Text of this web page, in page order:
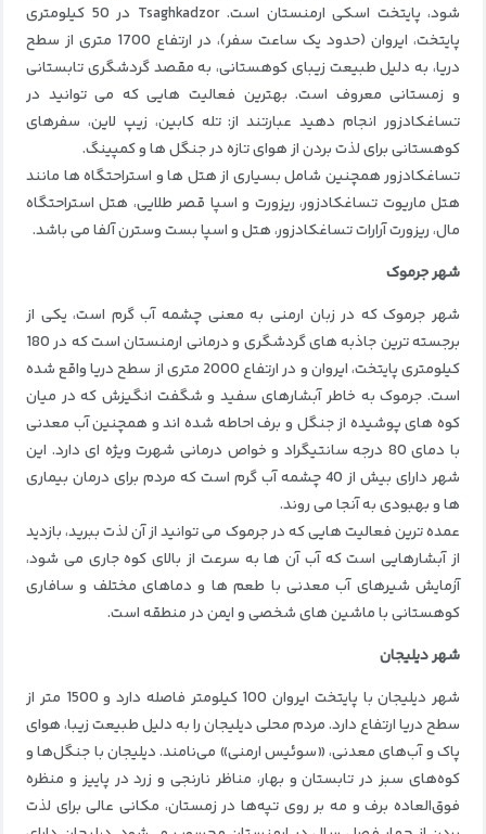
شود، پایتخت اسکی ارمنستان است. Tsaghkadzor در 50 کیلومتری
پایتخت، ایروان (حدود یک ساعت سفر)، در ارتفاع 1700 متری از سطح
دریا، به دلیل طبیعت زیبای کوهستانی، به مقصد گردشگری تابستانی
و زمستانی معروف است. بهترین فعالیت هایی که می توانید در
تساغکادزور انجام دهید عبارتند از: تله کابین، زیپ لاین، سفرهای
کوهستانی برای لذت بردن از هوای تازه در جنگل ها و کمپینگ.
تساغکادزور همچنین شامل بسیاری از هتل ها و استراحتگاه ها مانند
هتل ماریوت تساغکادزور، ریزورت و اسپا قصر طلایی، هتل استراحتگاه
مال، ریزورت آرارات تساغکادزور، هتل و اسپا بست وسترن آلفا می باشد.
شهر جرموک
شهر جرموک که در زبان ارمنی به معنی چشمه آب گرم است، یکی از
برجسته ترین جاذبه های گردشگری و درمانی ارمنستان است که در 180
کیلومتری پایتخت، ایروان و در ارتفاع 2000 متری از سطح دریا واقع شده
است. جرموک به خاطر آبشارهای سفید و شگفت انگیزش که در میان
کوه های پوشیده از جنگل و برف احاطه شده اند و همچنین آب معدنی
با دمای 80 درجه سانتیگراد و خواص درمانی شهرت ویژه ای دارد.
این
شهر دارای بیش از 40 چشمه آب گرم است که مردم برای درمان بیماری
ها و بهبودی به آنجا می روند.
عمده ترین فعالیت هایی که در جرموک می توانید از آن لذت ببرید، بازدید
از آبشارهایی است که آب آن ها به سرعت از بالای کوه جاری می شود،
آزمایش شیرهای آب معدنی با طعم ها و دماهای مختلف و سافاری
کوهستانی با ماشین های شخصی و ایمن در منطقه است.
شهر دیلیجان
شهر دیلیجان با پایتخت ایروان 100 کیلومتر فاصله دارد و 1500 متر از
سطح دریا ارتفاع دارد. مردم محلی دیلیجان را به دلیل طبیعت زیبا، هوای
پاک و آب‌های معدنی، «سوئیس ارمنی» می‌نامند. دیلیجان با جنگل‌ها و
کوه‌های سبز در تابستان و بهار، مناظر نارنجی و زرد در پاییز و منظره
فوق‌العاده برف و مه بر روی تپه‌ها در زمستان، مکانی عالی برای لذت